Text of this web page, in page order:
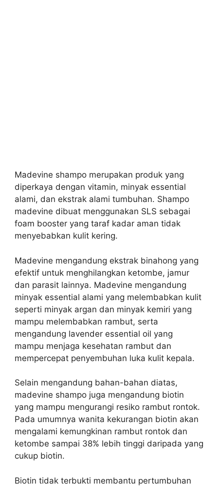
Madevine shampo merupakan produk yang
diperkaya dengan vitamin, minyak essential
alami, dan ekstrak alami tumbuhan. Shampo
madevine dibuat menggunakan SLS sebagai
foam booster yang taraf kadar aman tidak
menyebabkan kulit kering.
Madevine mengandung ekstrak binahong yang
efektif untuk menghilangkan ketombe, jamur
dan parasit lainnya. Madevine mengandung
minyak essential alami yang melembabkan kulit
seperti minyak argan dan minyak kemiri yang
mampu melembabkan rambut, serta
mengandung lavender essential oil yang
mampu menjaga kesehatan rambut dan
mempercepat penyembuhan luka kulit kepala.
Selain mengandung bahan-bahan diatas,
madevine shampo juga mengandung biotin
yang mampu mengurangi resiko rambut rontok.
Pada umumnya wanita kekurangan biotin akan
mengalami kemungkinan rambut rontok dan
ketombe sampai 38% lebih tinggi daripada yang
cukup biotin.
Biotin tidak terbukti membantu pertumbuhan